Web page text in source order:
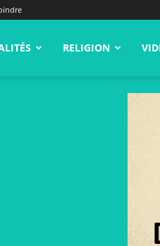
RELIGION